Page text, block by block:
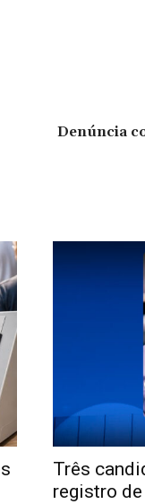
Denúncia
Três
registro